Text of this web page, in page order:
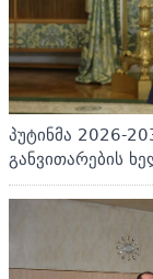
პუტინმა 2026-
განვითარების